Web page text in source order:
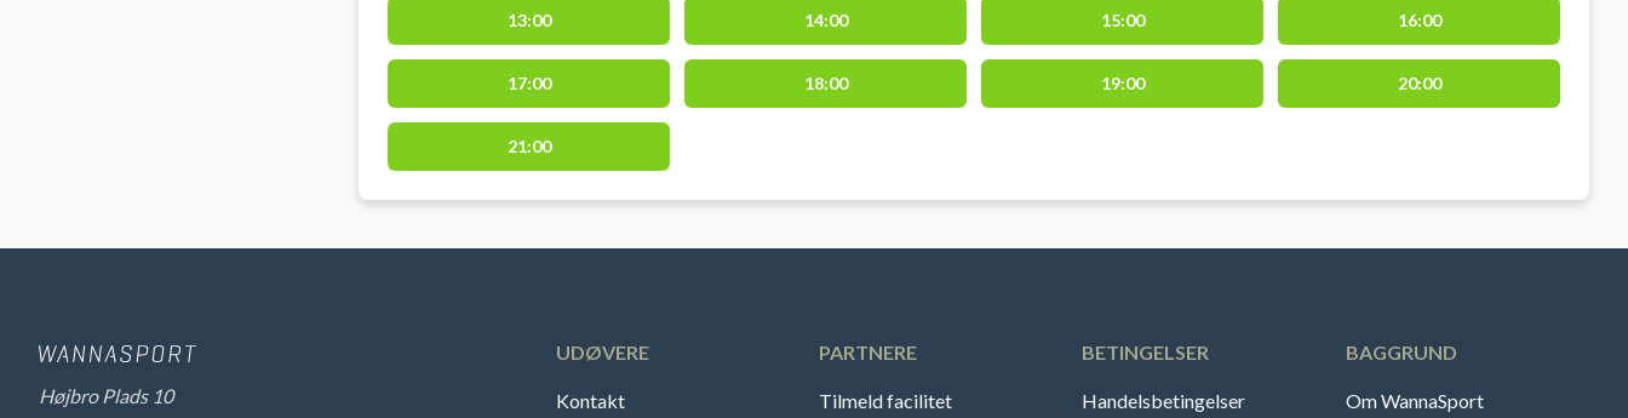
13:00 14:00 15:00 16:00
17:00 18:00 19:00 20:00
21:00
Højbro Plads 10
UDØVERE
Kontakt
PARTNERE
Tilmeld facilitet
BETINGELSER
Handelsbetingelser
BAGGRUND
Om WannaSport